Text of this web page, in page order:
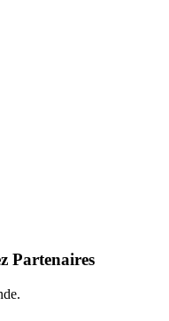
Partenaires